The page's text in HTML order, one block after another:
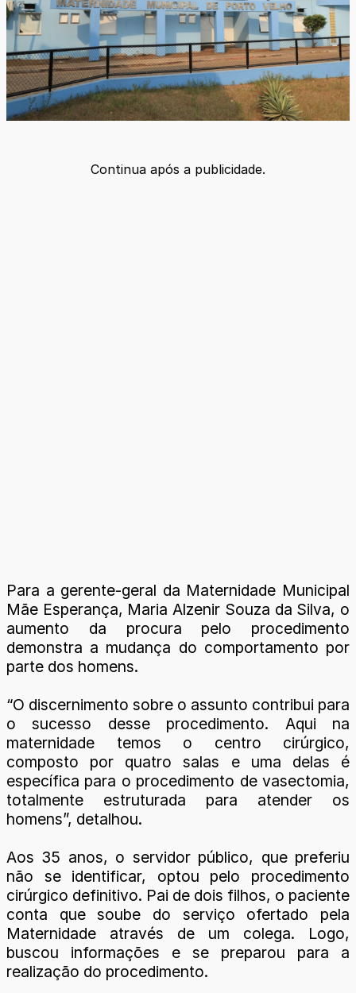
Continua após a publicidade.
Para a gerente-geral da Maternidade Municipal
Mãe Esperança, Maria Alzenir Souza da Silva, o
aumento da procura pelo procedimento
demonstra a mudança do comportamento por
parte dos homens.
“O discernimento sobre o assunto contribui para
o sucesso desse procedimento. Aqui na
maternidade temos o centro cirúrgico,
composto por quatro salas e uma delas é
específica para o procedimento de vasectomia,
totalmente estruturada para atender os
homens”, detalhou.
Aos 35 anos, o servidor público, que preferiu
não se identificar, optou pelo procedimento
cirúrgico definitivo. Pai de dois filhos, o paciente
conta que soube do serviço ofertado pela
Maternidade através de um colega. Logo,
buscou informações e se preparou para a
realização do procedimento.